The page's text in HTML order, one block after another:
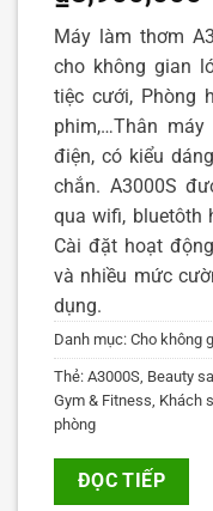
Máy làm thơm
cho không gian
tiệc cưới, Phòng
phim,…Thân
điện, có kiểu
chắn. A3000S
qua wifi, bluetôth
Cài đặt hoạt
và nhiều mức
dụng.
Danh mục: Cho không
Thẻ: A3000S, Beauty
Gym & Fitness, Khách
phòng
ĐỌC TIẾP